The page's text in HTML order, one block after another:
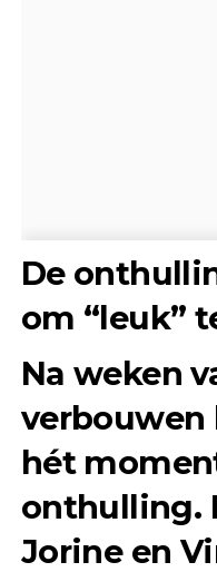
De
om “leuk”
Na weken
hét
onthulling.
Jorine en